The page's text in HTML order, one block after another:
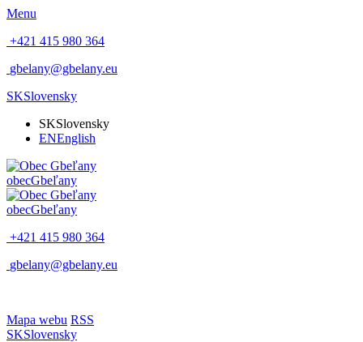
Menu
+421 415 980 364
gbelany@gbelany.eu
SKSlovensky
SKSlovensky
ENEnglish
obecGbeľany
obecGbeľany
+421 415 980 364
gbelany@gbelany.eu
Mapa webu RSS
SKSlovensky